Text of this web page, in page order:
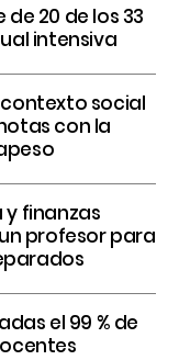
20 de los 33
intensiva
contexto social
con la
finanzas
profesor para
el 99 % de